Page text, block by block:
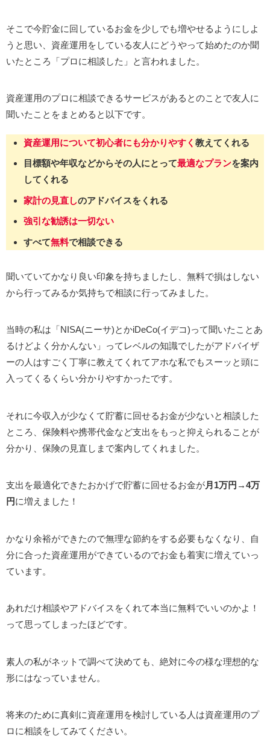
そこで今貯金に回しているお金を少しでも増やせるようにしよ
うと思い、資産運用をしている友人にどうやって始めたのか聞
いたところ「プロに相談した」と言われました。
資産運用のプロに相談できるサービスがあるとのことで友人に
聞いたことをまとめると以下です。
資産運用について初心者にも分かりやすく 教えてくれる
目標額や年収などからその人にとって最適なプランを案内
してくれる
家計の見直しのアドバイスをくれる
強引な勧誘は一切ない
すべて無料で相談できる
聞いていてかなり良い印象を持ちましたし、無料で損はしない
から行ってみるか気持ちで相談に行ってみました。
当時の私は「NISA(ニーサ)とかiDeCo(イデコ)って聞いたことあ
るけどよく分かんない」ってレベルの知識でしたがアドバイザ
ーの人はすごく丁寧に教えてくれてアホな私でもスーッと頭に
入ってくるくらい分かりやすかったです。
それに今収入が少なくて貯蓄に回せるお金が少ないと相談した
ところ、保険料や携帯代金など支出をもっと抑えられることが
分かり、保険の見直しまで案内してくれました。
支出を最適化できたおかげで貯蓄に回せるお金が月1万円→4万
円に増えました！
かなり余裕ができたので無理な節約をする必要もなくなり、自
分に合った資産運用ができているのでお金も着実に増えていっ
ています。
あれだけ相談やアドバイスをくれて本当に無料でいいのかよ！
って思ってしまったほどです。
素人の私がネットで調べて決めても、絶対に今の様な理想的な
形にはなっていません。
将来のために真剣に資産運用を検討している人は資産運用のプ
ロに相談をしてみてください。